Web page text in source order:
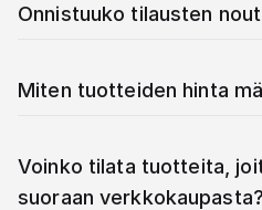
Onnistuuko tilausten
Miten tuotteiden hinta
Voinko tilata tuotteita,
suoraan verkkokaupasta?